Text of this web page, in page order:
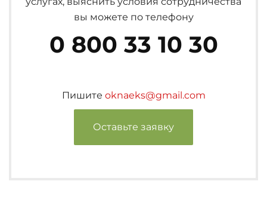
вы можете по телефону
0 800 33 10 30
Пишите oknaeks@gmail.com
Оставьте заявку